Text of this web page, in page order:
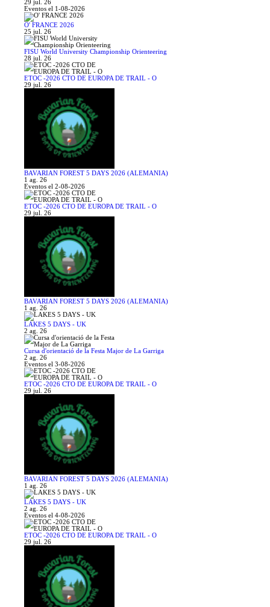
29 jul. 26
Eventos el 1-08-2026
O' FRANCE 2026
25 jul. 26
FISU World University Championship Orienteering
28 jul. 26
ETOC -2026 CTO DE EUROPA DE TRAIL - O
29 jul. 26
BAVARIAN FOREST 5 DAYS 2026 (ALEMANIA)
1 ag. 26
Eventos el 2-08-2026
ETOC -2026 CTO DE EUROPA DE TRAIL - O
29 jul. 26
BAVARIAN FOREST 5 DAYS 2026 (ALEMANIA)
1 ag. 26
LAKES 5 DAYS - UK
2 ag. 26
Cursa d'orientació de la Festa Major de La Garriga
2 ag. 26
Eventos el 3-08-2026
ETOC -2026 CTO DE EUROPA DE TRAIL - O
29 jul. 26
BAVARIAN FOREST 5 DAYS 2026 (ALEMANIA)
1 ag. 26
LAKES 5 DAYS - UK
2 ag. 26
Eventos el 4-08-2026
ETOC -2026 CTO DE EUROPA DE TRAIL - O
29 jul. 26